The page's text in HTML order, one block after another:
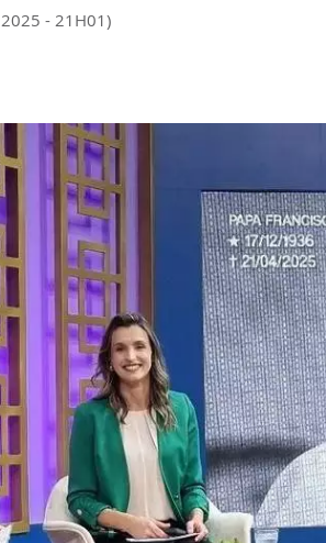
- 21H01)